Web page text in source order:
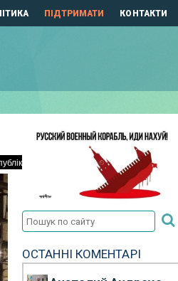
ПІДТРИМАТИ КОНТАКТИ
ОСТАННІ КОМЕНТАРІ